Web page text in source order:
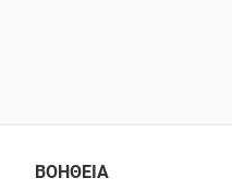
ΒΟΗΘΕΙΑ